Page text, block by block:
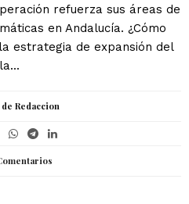
refuerza sus áreas de
en Andalucía. ¿Cómo
estrategia de expansión del
Redaccion